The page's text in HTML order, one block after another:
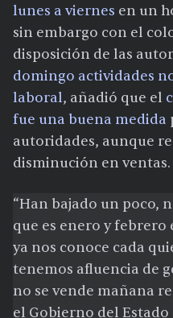
lunes a viernes en un
sin embargo con el
disposición de las
domingo actividades
laboral, añadió que el
fue una buena medida
autoridades, aunque
disminución en ventas.
“Han bajado un poco,
que es enero y
ya nos conoce cada
tenemos afluencia de
no se vende mañana
el Gobierno del